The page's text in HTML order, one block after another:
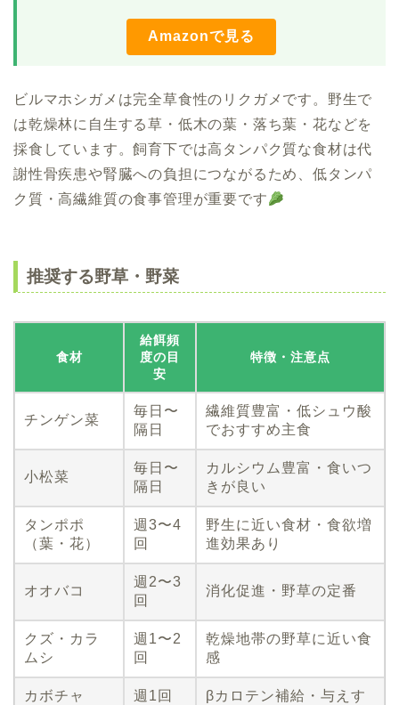
Amazonで見る
ビルマホシガメは完全草食性のリクガメです。野生で
は乾燥林に自生する草・低木の葉・落ち葉・花などを
採食しています。飼育下では高タンパク質な食材は代
謝性骨疾患や腎臓への負担につながるため、低タンパ
ク質・高繊維質の食事管理が重要です
推奨する野草・野菜
食材
給餌頻
度の目
安
特徴・注意点
チンゲン菜
毎日〜
隔日
繊維質豊富・低シュウ酸
でおすすめ主食
小松菜
毎日〜
隔日
カルシウム豊富・食いつ
きが良い
タンポポ
（葉・花）
週3〜4
回
野生に近い食材・食欲増
進効果あり
オオバコ
週2〜3
回
消化促進・野草の定番
クズ・カラ
ムシ
週1〜2
回
乾燥地帯の野草に近い食
感
カボチャ
週1回
βカロテン補給・与えす